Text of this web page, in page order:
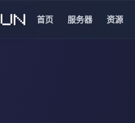
首页 服务器 资源